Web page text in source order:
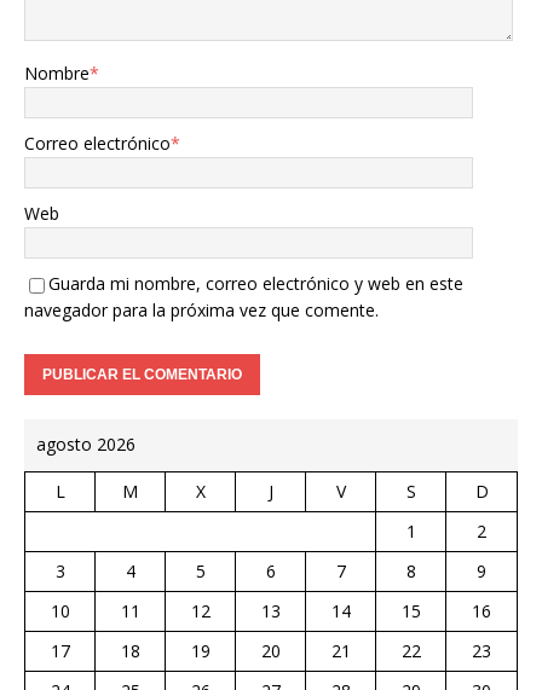
Nombre*
Correo electrónico*
Web
Guarda mi nombre, correo electrónico y web en este
navegador para la próxima vez que comente.
agosto 2026
L M X J V S
D
1
2
3
4 5 6 7 8
9
10
11 12 13 14 15
16
17
18 19 20 21 22
23